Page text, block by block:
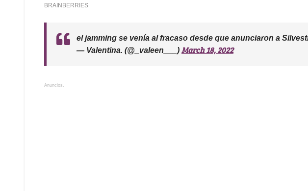
el jamming se venía al fracaso desde que anunciaron a
— Valentina. (@_valeen___) March 18, 2022
Anuncios.